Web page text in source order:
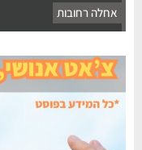
אחלה רחובות